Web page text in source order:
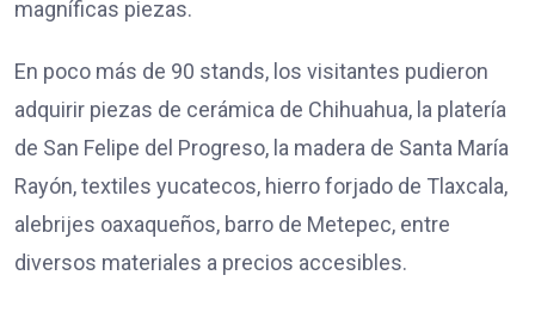
magníficas piezas.
En poco más de 90 stands, los visitantes pudieron
adquirir piezas de cerámica de Chihuahua, la platería
de San Felipe del Progreso, la madera de Santa María
Rayón, textiles yucatecos, hierro forjado de Tlaxcala,
alebrijes oaxaqueños, barro de Metepec, entre
diversos materiales a precios accesibles.